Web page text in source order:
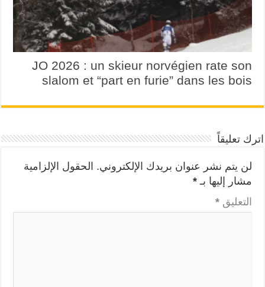
JO 2026 : un skieur norvégien rate son
slalom et “part en furie” dans les bois
اترك تعليقاً
لن يتم نشر عنوان بريدك الإلكتروني. الحقول الإلزامية
مشار إليها بـ *
التعليق *